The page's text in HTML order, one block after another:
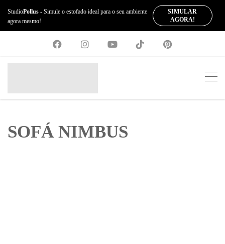
StudioPollus - Simule o estofado ideal para o seu ambiente
agora mesmo!
SIMULAR
AGORA!
SOFÁ NIMBUS